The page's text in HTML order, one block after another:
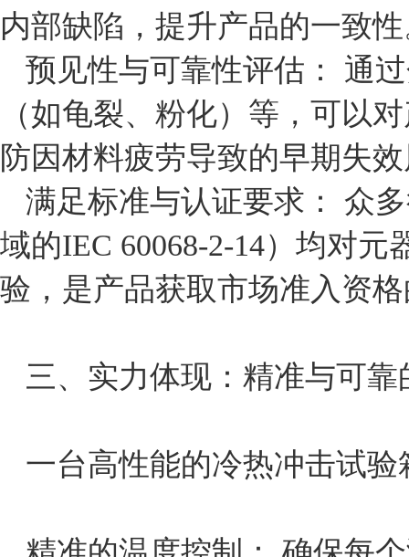
内部缺陷，提升产品的一致
预见性与可靠性评估： 通
（如龟裂、粉化）等，可以
防因材料疲劳导致的早期失
满足标准与认证要求： 众
域的IEC 60068-2-14）均对
验，是产品获取市场准入资
三、实力体现：精准与可靠
一台高性能的冷热冲击试